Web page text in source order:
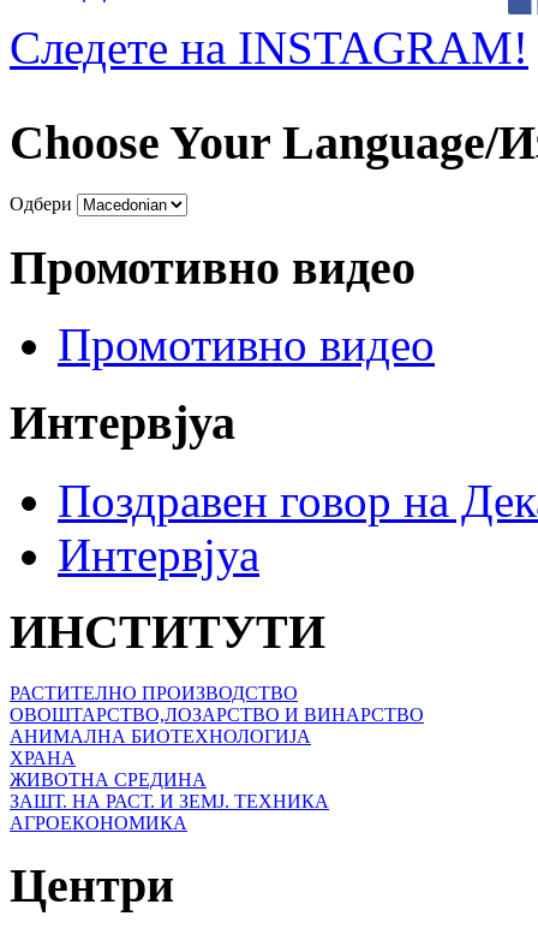
Следете на INSTAGRAM!
Choose Your Language/
Одбери
Промотивно видео
Промотивно видео
Интервјуа
Поздравен говор на
Интервјуа
ИНСТИТУТИ
РАСТИТЕЛНО ПРОИЗВОДСТВО
ОВОШТАРСТВО,ЛОЗАРСТВО И ВИНАРСТВО
АНИМАЛНА БИОТЕХНОЛОГИЈА
ХРАНА
ЖИВОТНА СРЕДИНА
ЗАШТ. НА РАСТ. И ЗЕМЈ. ТЕХНИКА
АГРОЕКОНОМИКА
Центри